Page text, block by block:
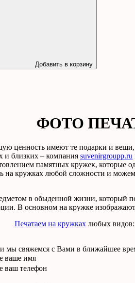
Добавить в корзину
ФОТО
ценность имеют те подарки и
и близких – компания suvenirgroupp.ru
памятных кружек, которые
на кружках любой сложности и
в обыденной жизни, который
В основном на кружке
Печатаем на кружкахлюбых видов:
мы свяжемся с Вами в ближайшее
ваше имя
ваш телефон